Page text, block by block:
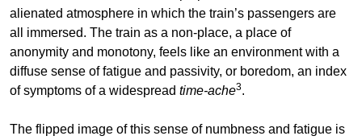
alienated atmosphere in which the train’s passengers are
all immersed. The train as a non-place, a place of
anonymity and monotony, feels like an environment with a
diffuse sense of fatigue and passivity, or boredom, an index
of symptoms of a widespread time-ache3.
The flipped image of this sense of numbness and fatigue is